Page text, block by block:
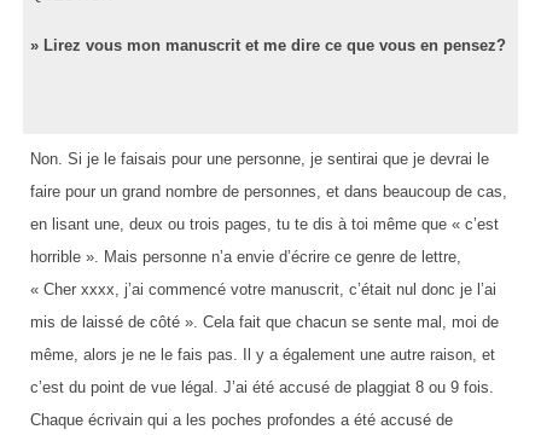
» Lirez vous mon manuscrit et me dire ce que vous en pensez?
Non. Si je le faisais pour une personne, je sentirai que je devrai le
faire pour un grand nombre de personnes, et dans beaucoup de cas,
en lisant une, deux ou trois pages, tu te dis à toi même que « c’est
horrible ». Mais personne n’a envie d’écrire ce genre de lettre,
« Cher xxxx, j’ai commencé votre manuscrit, c’était nul donc je l’ai
mis de laissé de côté ». Cela fait que chacun se sente mal, moi de
même, alors je ne le fais pas. Il y a également une autre raison, et
c’est du point de vue légal. J’ai été accusé de plaggiat 8 ou 9 fois.
Chaque écrivain qui a les poches profondes a été accusé de